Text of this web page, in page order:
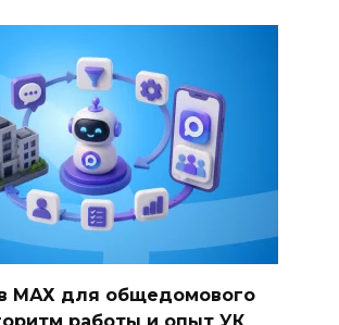
МАХ для общедомового
работы и опыт УК